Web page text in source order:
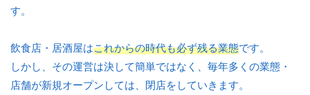
す。
飲食店・居酒屋はこれからの時代も必ず残る業態です。
しかし、その運営は決して簡単ではなく、毎年多くの業態・
店舗が新規オープンしては、閉店をしていきます。